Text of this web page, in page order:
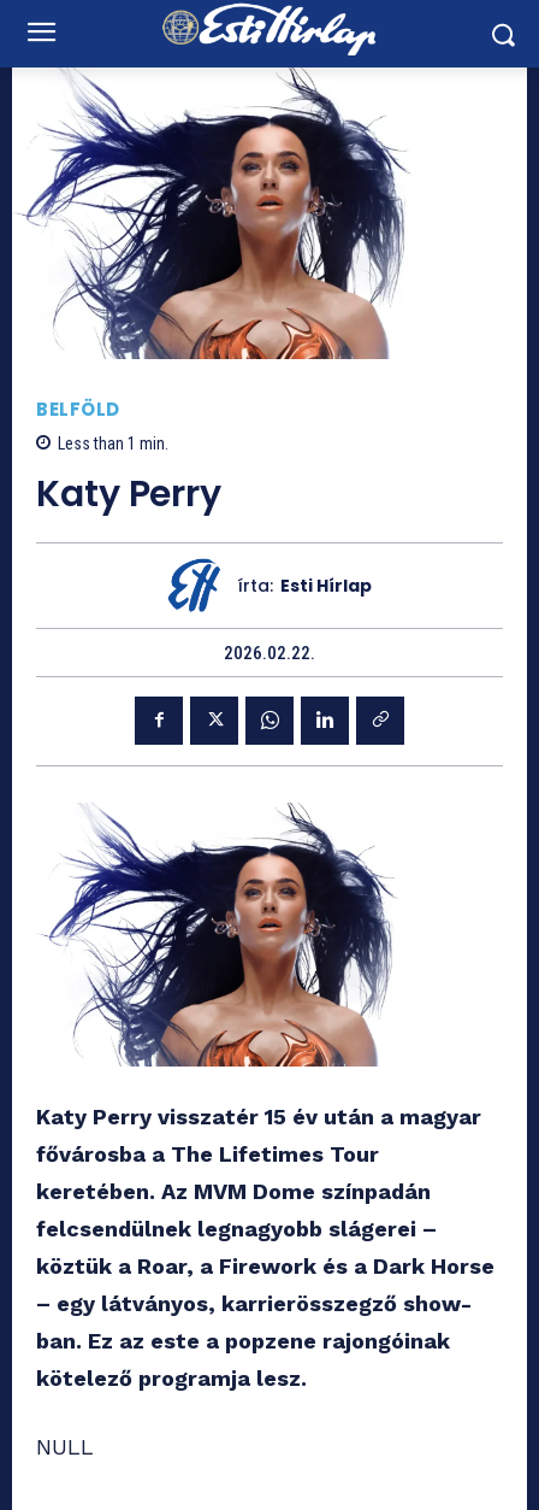
BELFÖLD
Less than 1 min.
Katy Perry
írta: Esti Hírlap
2026.02.22.
Katy Perry visszatér 15 év után a magyar
fővárosba a The Lifetimes Tour
keretében. Az MVM Dome színpadán
felcsendülnek legnagyobb slágerei –
köztük a Roar, a Firework és a Dark Horse
– egy látványos, karrierösszegző show-
ban. Ez az este a popzene rajongóinak
kötelező programja lesz.
NULL